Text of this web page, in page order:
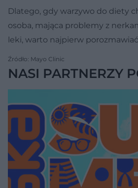
Dlatego, gdy warzywo do diety
osoba, mająca problemy z
leki, warto najpierw
Źródło: Mayo Clinic
NASI PARTNERZY